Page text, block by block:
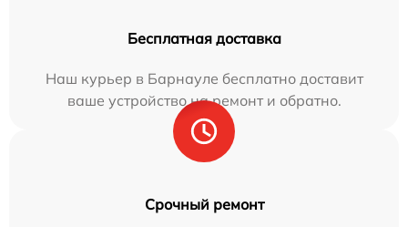
Бесплатная доставка
Наш курьер в Барнауле бесплатно доставит
ваше устройство на ремонт и обратно.
Срочный ремонт